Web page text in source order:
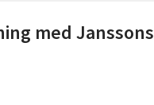
med Janssons